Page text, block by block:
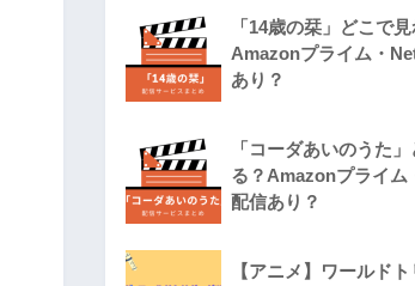
「14歳の栞」どこで
Amazonプライム・
あり？
「コーダあいのうた
る？Amazonプライム
配信あり？
【アニメ】ワールド